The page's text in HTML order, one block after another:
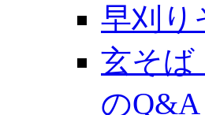
早刈り
玄そば
のQ&A